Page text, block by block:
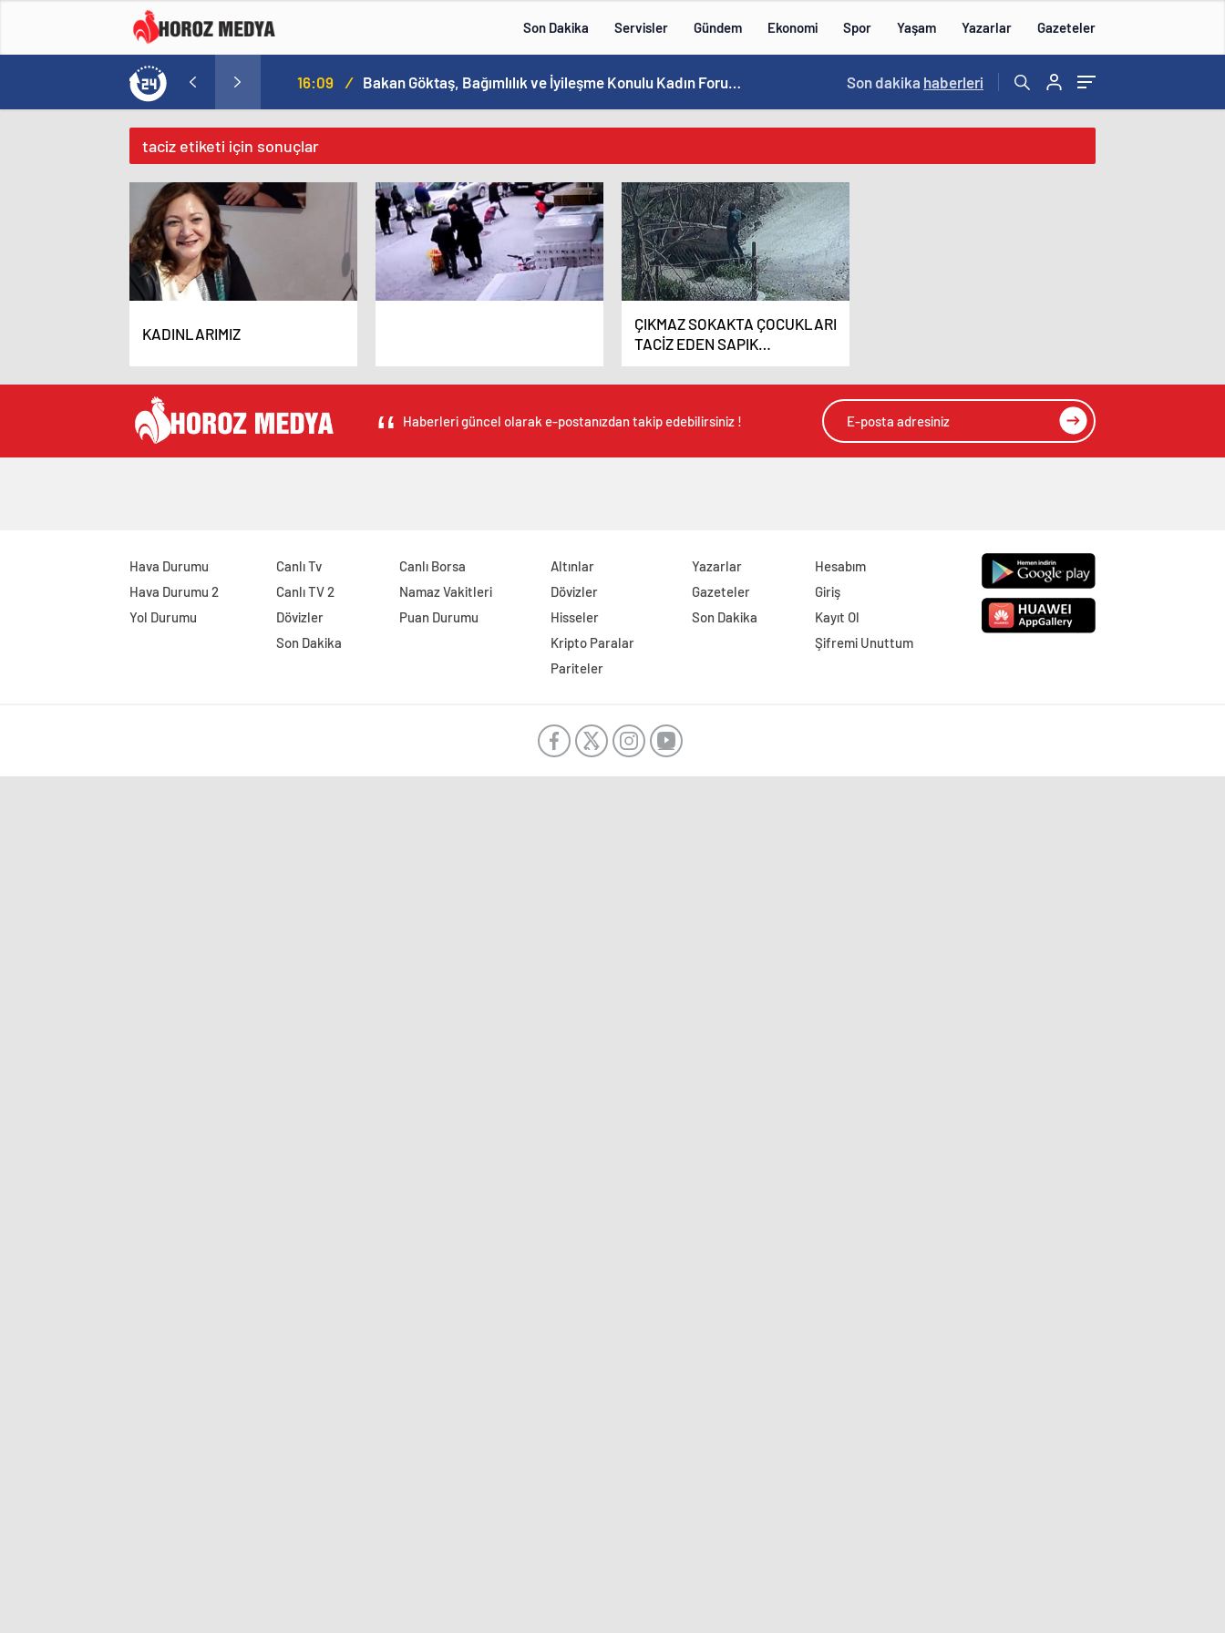
Son Dakika Servisler Gündem Ekonomi Spor Yaşam Yazarlar Gazeteler
16:09 / Bakan Göktaş, Bağımlılık ve İyileşme Konulu Kadın Forumu’nda konuştu: 15:59 /
Son dakika haberleri
taciz etiketi için sonuçlar
KADINLARIMIZ
ÇIKMAZ SOKAKTA ÇOCUKLARI
TACİZ EDEN SAPIK
TUTUKLANDI
Haberleri güncel olarak e-postanızdan takip edebilirsiniz !
Hava Durumu
Hava Durumu 2
Yol Durumu
Canlı Tv
Canlı TV 2
Dövizler
Son Dakika
Canlı Borsa
Namaz Vakitleri
Puan Durumu
Altınlar
Dövizler
Hisseler
Kripto Paralar
Pariteler
Yazarlar
Gazeteler
Son Dakika
Hesabım
Giriş
Kayıt Ol
Şifremi Unuttum